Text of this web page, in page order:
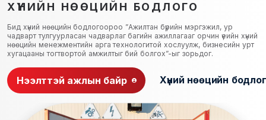
ХҮНИЙН НӨӨЦИЙН БОДЛОГО
Бид хүний нөөцийн бодлогоороо ”Ажилтан бүрийн мэргэжил, ур
чадварт тулгуурласан чадварлаг багийн ажиллагааг орчин үеийн хүний
нөөцийн менежментийн арга технологитой хослуулж, бизнесийн урт
хугацааны тогтвортой амжилтыг бий болгох”-ыг зорьдог.
Нээлттэй ажлын байр Хүний нөөцийн